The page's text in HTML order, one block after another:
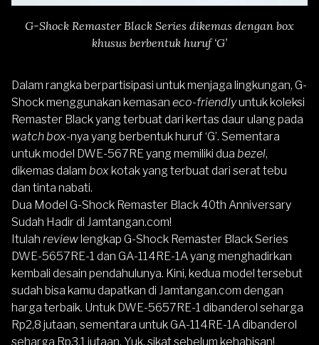
G-Shock Remaster Black Series dikemas dengan box
khusus berbentuk huruf ‘G’
Dalam rangka berpartisipasi untuk menjaga lingkungan, G-
Shock menggunakan kemasan eco-friendlyuntuk koleksi
Remaster Black yang terbuat dari kertas daur ulang pada
watch box-nya yang berbentuk huruf ‘G’. Sementara
untuk model DWE-567RE yang memiliki dua bezel,
dikemas dalam boxkotak yang terbuat dari serat tebu
dan tinta nabati.
Dua Model G-Shock Remaster Black 40th Anniversary
Sudah Hadir di Jamtangan.com!
Itulah reviewlengkap G-Shock Remaster Black Series
DWE-5657RE-1 dan GA-114RE-1A yang menghadirkan
kembali desain pendahulunya. Kini, kedua model tersebut
sudah bisa kamu dapatkan di Jamtangan.com dengan
harga terbaik. Untuk DWE-5657RE-1 dibanderol seharga
Rp2,8 jutaan, sementara untuk GA-114RE-1A dibanderol
seharga Rp3,1 jutaan. Yuk, sikat sebelum kehabisan!